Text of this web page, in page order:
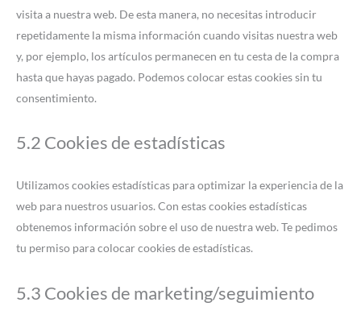
visita a nuestra web. De esta manera, no necesitas introducir
repetidamente la misma información cuando visitas nuestra web
y, por ejemplo, los artículos permanecen en tu cesta de la compra
hasta que hayas pagado. Podemos colocar estas cookies sin tu
consentimiento.
5.2 Cookies de estadísticas
Utilizamos cookies estadísticas para optimizar la experiencia de la
web para nuestros usuarios. Con estas cookies estadísticas
obtenemos información sobre el uso de nuestra web. Te pedimos
tu permiso para colocar cookies de estadísticas.
5.3 Cookies de marketing/seguimiento